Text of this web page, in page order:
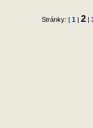
Stránky: | 1| 2|